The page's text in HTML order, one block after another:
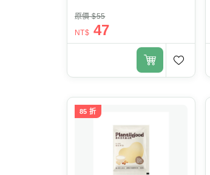
原價 $55
NT$ 47
85 折